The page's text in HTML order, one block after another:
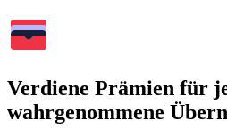
Verdiene Prämien für
wahrgenommene